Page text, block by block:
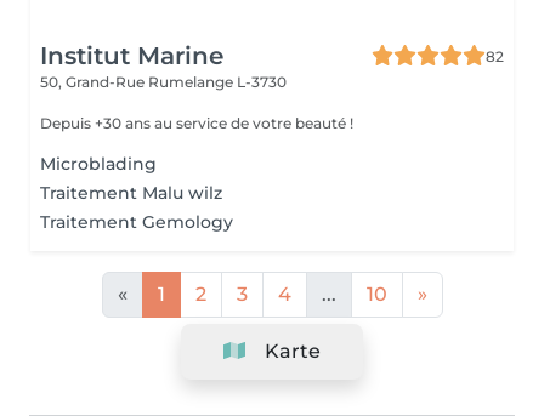
Institut Marine
82
50, Grand-Rue Rumelange L-3730
Depuis +30 ans au service de votre beauté !
Microblading
Traitement Malu wilz
Traitement Gemology
« 1 2 3 4 ... 10 »
Karte